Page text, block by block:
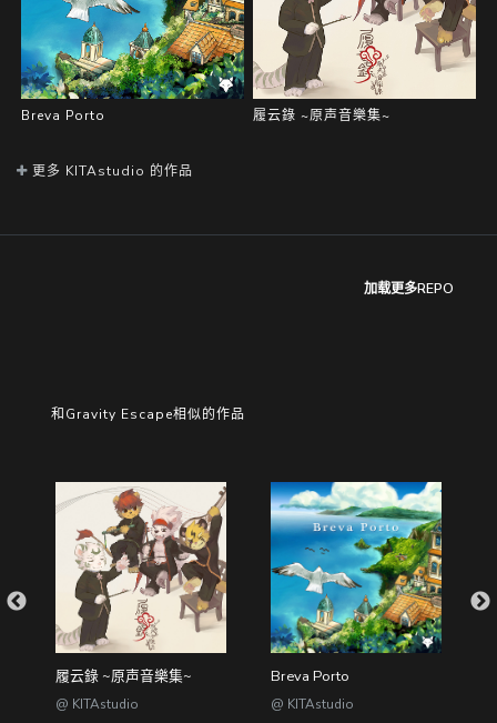
Breva Porto 履云錄 ~原声音樂集~
更多 KITAstudio 的作品
加载更多REPO
和Gravity Escape相似的作品
履云錄 ~原声音樂集~
@ KITAstudio
Breva Porto
@ KITAstudio